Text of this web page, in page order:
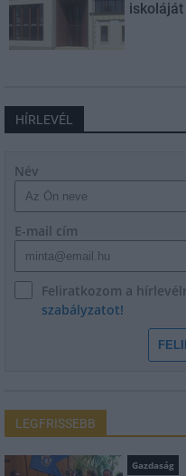
iskoláját
HÍRLEVÉL
Név
E-mail cím
Feliratkozom a
szabályzatot!
LEGFRISSEBB
Gazdaság